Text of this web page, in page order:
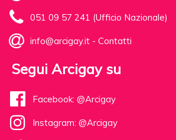
051 09 57 241 (Ufficio Nazionale)
info@arcigay.it - Contatti
Segui Arcigay su
Facebook: @Arcigay
Instagram: @Arcigay